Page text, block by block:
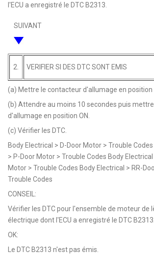
l'ECU a enregistré le DTC B2313.
SUIVANT
2. VERIFIER SI DES DTC SONT EMIS
(a) Mettre le contacteur d'allumage en position
(b) Attendre au moins 10 secondes puis
d'allumage en position ON.
(c) Vérifier les DTC.
Body Electrical > D-Door Motor > Trouble
> P-Door Motor > Trouble Codes Body Electrical
Motor > Trouble Codes Body Electrical > RR-
Trouble Codes
CONSEIL:
Vérifier les DTC pour l'ensemble de moteur de
électrique dont l'ECU a enregistré le DTC B2313.
OK:
Le DTC B2313 n'est pas émis.